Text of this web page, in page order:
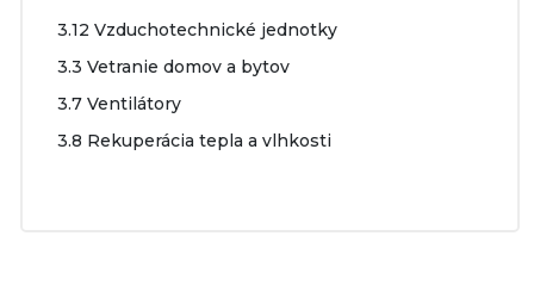
3.12 Vzduchotechnické jednotky
3.3 Vetranie domov a bytov
3.7 Ventilátory
3.8 Rekuperácia tepla a vlhkosti